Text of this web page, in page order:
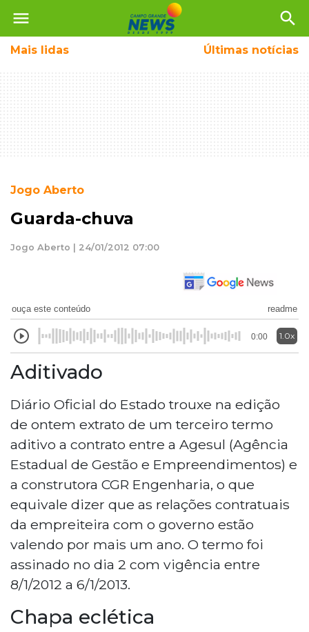
menu search
Mais lidas Últimas notícias
Jogo Aberto
Guarda-chuva
Jogo Aberto | 24/01/2012 07:00
ouça este conteúdo readme
0:00 1.0x
Aditivado
Diário Oficial do Estado trouxe na edição
de ontem extrato de um terceiro termo
aditivo a contrato entre a Agesul (Agência
Estadual de Gestão e Empreendimentos) e
a construtora CGR Engenharia, o que
equivale dizer que as relações contratuais
da empreiteira com o governo estão
valendo por mais um ano. O termo foi
assinado no dia 2 com vigência entre
8/1/2012 a 6/1/2013.
Chapa eclética